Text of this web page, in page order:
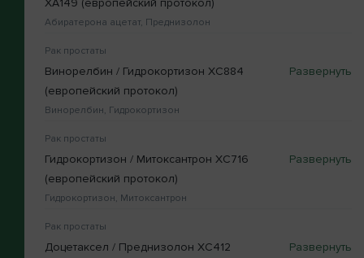
XA149 (европейский протокол)
Абиратерона ацетат, Преднизолон
Рак простаты
Винорелбин / Гидрокортизон XC884
(европейский протокол)
Винорелбин, Гидрокортизон
Рак простаты
Гидрокортизон / Митоксантрон XC716
(европейский протокол)
Гидрокортизон, Митоксантрон
Рак простаты
Доцетаксел / Преднизолон XC412